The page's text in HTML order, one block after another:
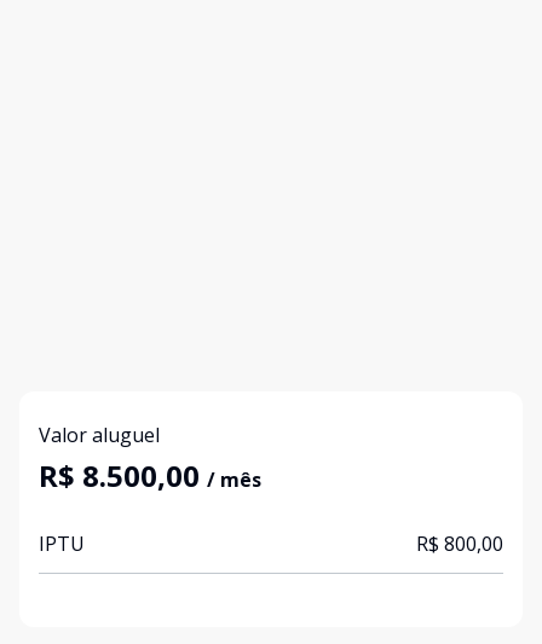
Valor aluguel
R$ 8.500,00 / mês
IPTU R$ 800,00